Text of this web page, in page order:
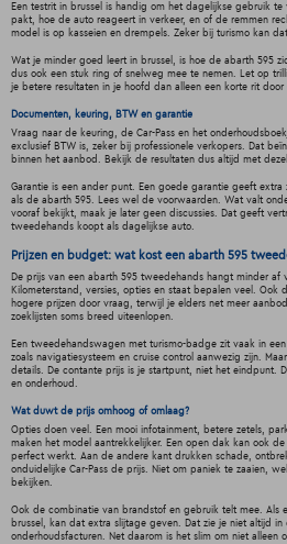
Een testrit in brussel is handig om het dagelijkse gebruik
pakt, hoe de auto reageert in verkeer, en of de remmen
model is op kasseien en drempels. Zeker bij turismo kan
Wat je minder goed leert in brussel, is hoe de abarth 595
dus ook een stuk ring of snelweg mee te nemen. Let op
je betere resultaten in je hoofd dan alleen een korte rit door
Documenten, keuring, BTW en garantie
Vraag naar de keuring, de Car-Pass en het
exclusief BTW is, zeker bij professionele verkopers. Dat
binnen het aanbod. Bekijk de resultaten dus altijd met
Garantie is een ander punt. Een goede garantie geeft
als de abarth 595. Lees wel de voorwaarden. Wat valt
vooraf bekijkt, maak je later geen discussies. Dat geeft
tweedehands koopt als dagelijkse auto.
Prijzen en budget: wat kost een abarth 595
De prijs van een abarth 595 tweedehands hangt minder af
Kilometerstand, versies, opties en staat bepalen veel. Ook
hogere prijzen door vraag, terwijl je elders net meer
zoeklijsten soms breed uiteenlopen.
Een tweedehandswagen met turismo-badge zit vaak in
zoals navigatiesysteem en cruise control aanwezig zijn.
details. De contante prijs is je startpunt, niet het eindpunt.
en onderhoud.
Wat duwt de prijs omhoog of omlaag?
Opties doen veel. Een mooi infotainment, betere zetels,
maken het model aantrekkelijker. Een open dak kan ook
perfect werkt. Aan de andere kant drukken schade,
onduidelijke Car-Pass de prijs. Niet om paniek te zaaien,
bekijken.
Ook de combinatie van brandstof en gebruik telt mee. Als
brussel, kan dat extra slijtage geven. Dat zie je niet altijd
onderhoudsfacturen. Net daarom is het slim om niet alleen